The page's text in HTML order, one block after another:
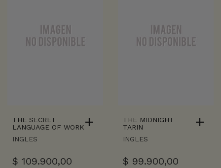
THE SECRET
LANGUAGE OF WORK
INGLES
$ 109.900,00
THE MIDNIGHT
TARIN
INGLES
$ 99.900,00